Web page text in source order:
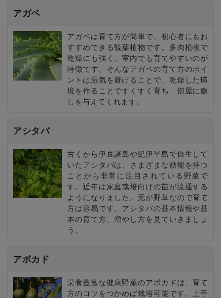
アガベ
アガベは育て方が簡単で、初心者にもお
すすめできる観葉植物です。多肉植物で
乾燥にも強く、室内でも育てやすいのが
特徴です。そんなアガベの育て方のポイ
ントは湿気を避けることで、乾燥した環
境を作ることですくすく育ち、部屋に癒
しを与えてくれます。
アシタバ
古くから伊豆諸島や紀伊半島で自生して
いたアシタバは、さまざまな効能を持つ
ことから非常に注目されている野菜で
す。近年は家庭栽培向けの苗が流通する
ようになりました。元が野草なので育て
方は容易です。アシタバの基本情報や基
本の育て方、増やし方を見ていきましょ
う。
アボカド
栄養豊富な健康野菜のアボカドは、育て
方のコツをつかめば栽培可能です。上手